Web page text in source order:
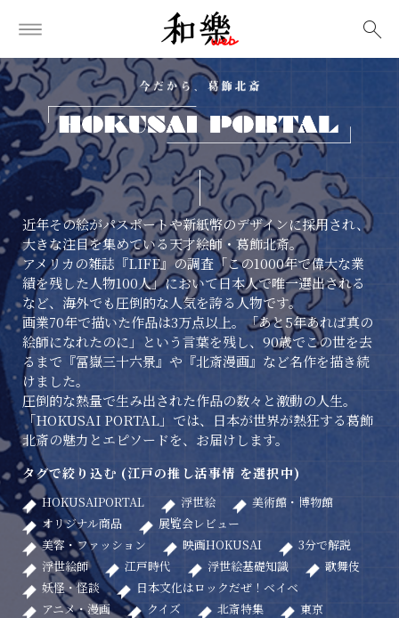
近年その絵がパスポートや新紙幣のデザインに採用され、
大きな注目を集めている天才絵師・葛飾北斎。
アメリカの雑誌『LIFE』の調査「この1000年で偉大な業
績を残した人物100人」において日本人で唯一選出される
など、海外でも圧倒的な人気を誇る人物です。
画業70年で描いた作品は3万点以上。「あと5年あれば真の
絵師になれたのに」という言葉を残し、90歳でこの世を去
るまで『冨嶽三十六景』や『北斎漫画』など名作を描き続
けました。
圧倒的な熱量で生み出された作品の数々と激動の人生。
「HOKUSAI PORTAL」では、日本が世界が熱狂する葛飾
北斎の魅力とエピソードを、お届けします。
タグで絞り込む (江戸の推し活事情 を選択中)
HOKUSAIPORTAL 浮世絵
美術館・博物館
オリジナル商品
展覧会レビュー
美容・ファッション
映画HOKUSAI
3分で解説
浮世絵師
江戸時代 浮世絵基礎知識
歌舞伎
妖怪・怪談
日本文化はロックだぜ！ベイベ
アニメ・漫画
クイズ 北斎特集
東京